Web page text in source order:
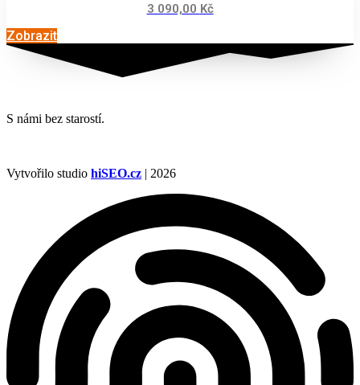
3 090,00 Kč
Zobrazit
S námi bez starostí.
Vytvořilo studio hiSEO.cz | 2026